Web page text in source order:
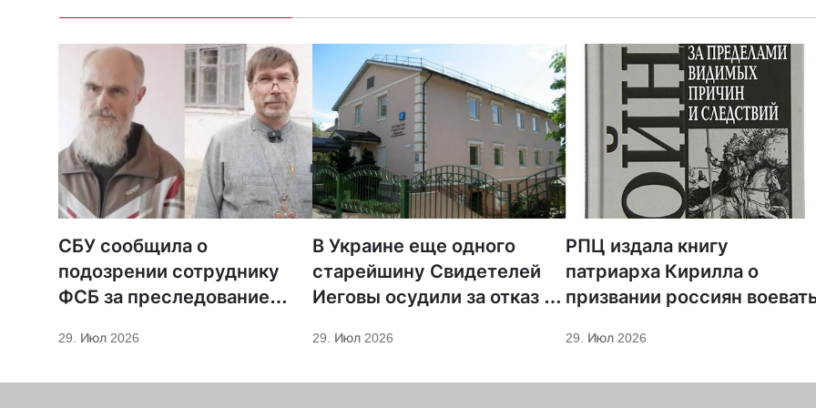
СБУ сообщила о
подозрении сотруднику
ФСБ за преследование
29. Июл 2026
В Украине еще одного
старейшину Свидетелей
Иеговы осудили за отказ от
29. Июл 2026
РПЦ издала книгу
патриарха Кирилла о
призвании россиян
29. Июл 2026